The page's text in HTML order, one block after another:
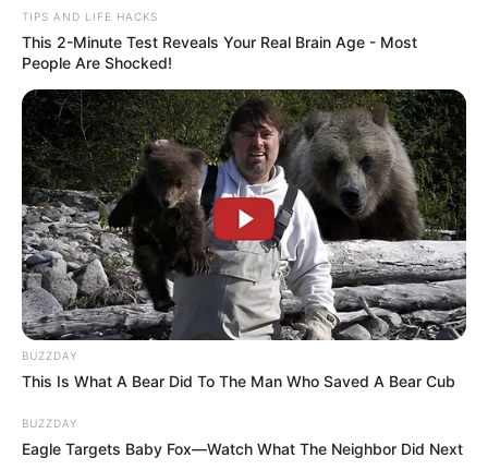
TIPS AND LIFE HACKS
This 2-Minute Test Reveals Your Real Brain Age - Most
People Are Shocked!
BUZZDAY
This Is What A Bear Did To The Man Who Saved A Bear Cub
BUZZDAY
Eagle Targets Baby Fox—Watch What The Neighbor Did Next